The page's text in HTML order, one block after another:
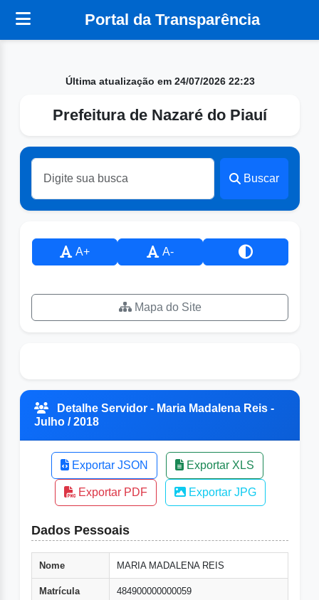
Portal da Transparência
Última atualização em 24/07/2026 22:23
Prefeitura de Nazaré do Piauí
Buscar
A+ A-
Mapa do Site
Detalhe Servidor - Maria Madalena Reis -
Julho / 2018
Exportar JSON Exportar XLS
Exportar PDF Exportar JPG
Dados Pessoais
Nome MARIA MADALENA REIS
Matrícula 484900000000059